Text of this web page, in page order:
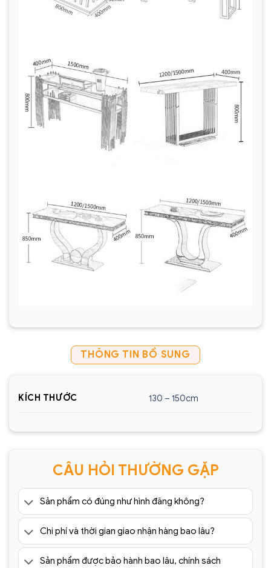
THÔNG TIN BỔ SUNG
KÍCH THƯỚC 130 – 150cm
CÂU HỎI THƯỜNG GẶP
Sản phẩm có đúng như hình đăng không?
Chi phí và thời gian giao nhận hàng bao lâu?
Sản phẩm được bảo hành bao lâu, chính sách